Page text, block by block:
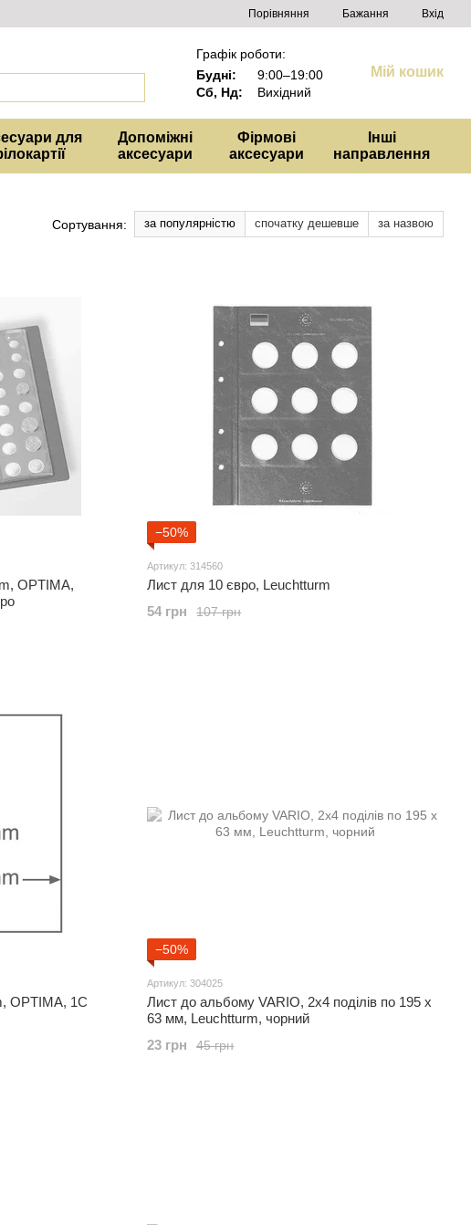
Порівняння Бажання Вхід
Графік роботи:
Будні:
9:00–19:00
Сб, Нд:
Вихідний
Мій кошик
для
Допоміжні
аксесуари
Фірмові
аксесуари
Інші
направлення
Сортування: за популярністю спочатку дешевше за назвою
OPTIMA,
−50%
Артикул: 314560
Лист для 10 євро, Leuchtturm
107 грн
54 грн
OPTIMA, 1С
−50%
Артикул: 304025
Лист до альбому VARIO, 2x4 поділів по 195 x
63 мм, Leuchtturm, чорний
45 грн
23 грн